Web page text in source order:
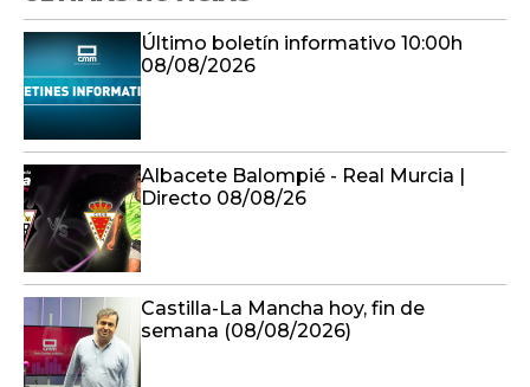
Último boletín informativo 10:00h
08/08/2026
Albacete Balompié - Real Murcia |
Directo 08/08/26
Castilla-La Mancha hoy, fin de
semana (08/08/2026)